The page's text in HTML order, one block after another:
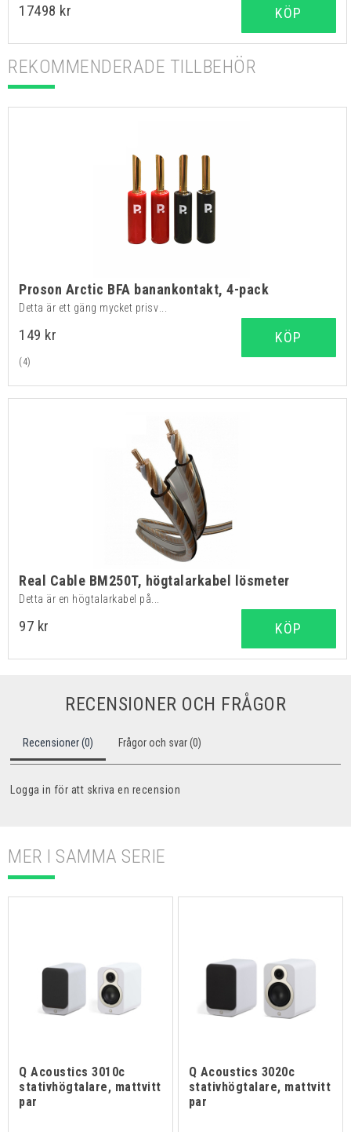
17498 kr KÖP
REKOMMENDERADE TILLBEHÖR
Proson Arctic BFA banankontakt, 4-pack
Detta är ett gäng mycket prisv...
149 kr
(4)
KÖP
Real Cable BM250T, högtalarkabel lösmeter
Detta är en högtalarkabel på...
97 kr KÖP
RECENSIONER OCH FRÅGOR
Recensioner (0) Frågor och svar (0)
Logga in för att skriva en recension
MER I SAMMA SERIE
Q Acoustics 3010c
stativhögtalare, mattvitt
par
Q Acoustics 3020c
stativhögtalare, mattvitt
par